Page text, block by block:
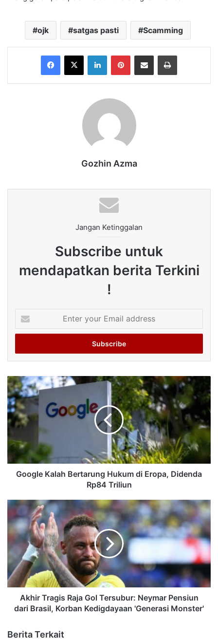
ojk satgas pasti Scamming
Facebook
X LinkedInPinterestShare via Email Print
Gozhin Azma
Jangan Ketinggalan
Subscribe untuk
mendapatkan berita Terkini
!
your
Email
Google Kalah Bertarung Hukum di Eropa, Didenda
Rp84 Triliun
Akhir Tragis Raja Gol Tersubur: Neymar Pensiun
dari Brasil, Korban Kedigdayaan 'Generasi Monster'
Berita Terkait